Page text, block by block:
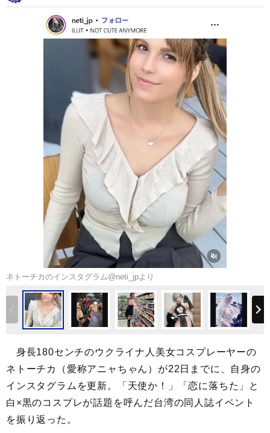
ネトーチカのインスタグラム@neti_jpより
身長180センチのウクライナ人美女コスプレーヤーの
ネトーチカ（愛称アニャちゃん）が22日までに、自身の
インスタグラムを更新。「天使か！」「恋に落ちた」と
白×黒のコスプレが話題を呼んだ台湾の同人誌イベント
を振り返った。